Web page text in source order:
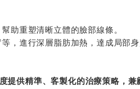
助重塑清晰立體的臉部線條。
，進行深層脂肪加熱，達成局部
提供精準、客製化的治療策略，兼